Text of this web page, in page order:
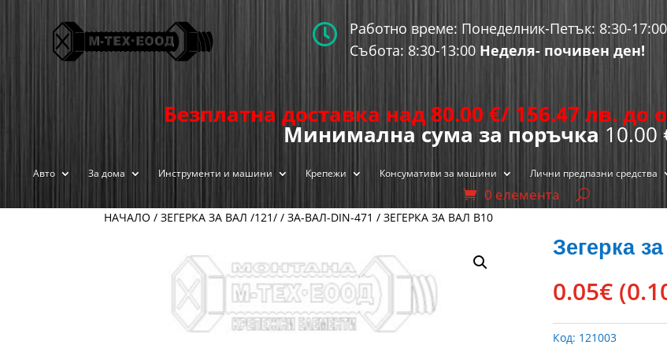

Работно време: Понеделник-Петък: 8:30-17:00
Събота: 8:30-13:00 Неделя- почивен ден!
Безплатна доставка над 80.00 €/ 156.47 лв. до
Минимална сума за поръчка 10.00
Авто За дома Инструменти и машини Крепежи Консумативи за машини Лични предпазни средства
0 елемента
НАЧАЛО / ЗЕГЕРКА ЗА ВАЛ /121/ / ЗА-ВАЛ-DIN-471 / ЗЕГЕРКА ЗА ВАЛ В10
Зегерка
0.05€
Код: 121003